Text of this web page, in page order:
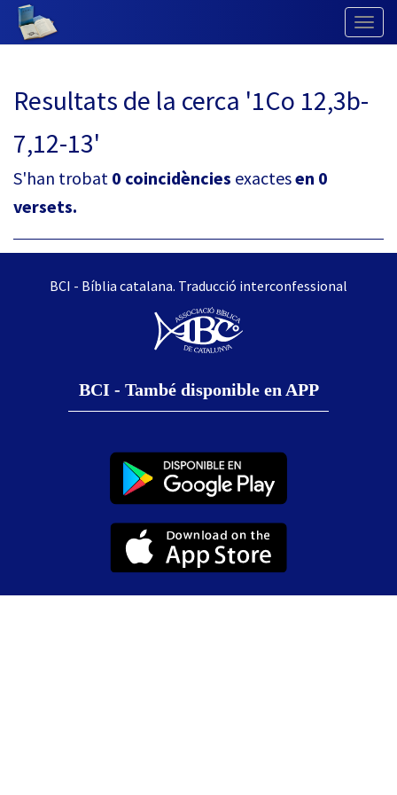
Resultats de la cerca '1Co 12,3b-
7,12-13'
S'han trobat 0 coincidències exactesen 0
versets.
BCI - Bíblia catalana. Traducció interconfessional
BCI - També disponible en APP